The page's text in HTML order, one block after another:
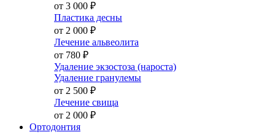
от 3 000 ₽
Пластика десны
от 2 000 ₽
Лечение альвеолита
от 780 ₽
Удаление экзостоза (нароста)
Удаление гранулемы
от 2 500 ₽
Лечение свища
от 2 000 ₽
Ортодонтия